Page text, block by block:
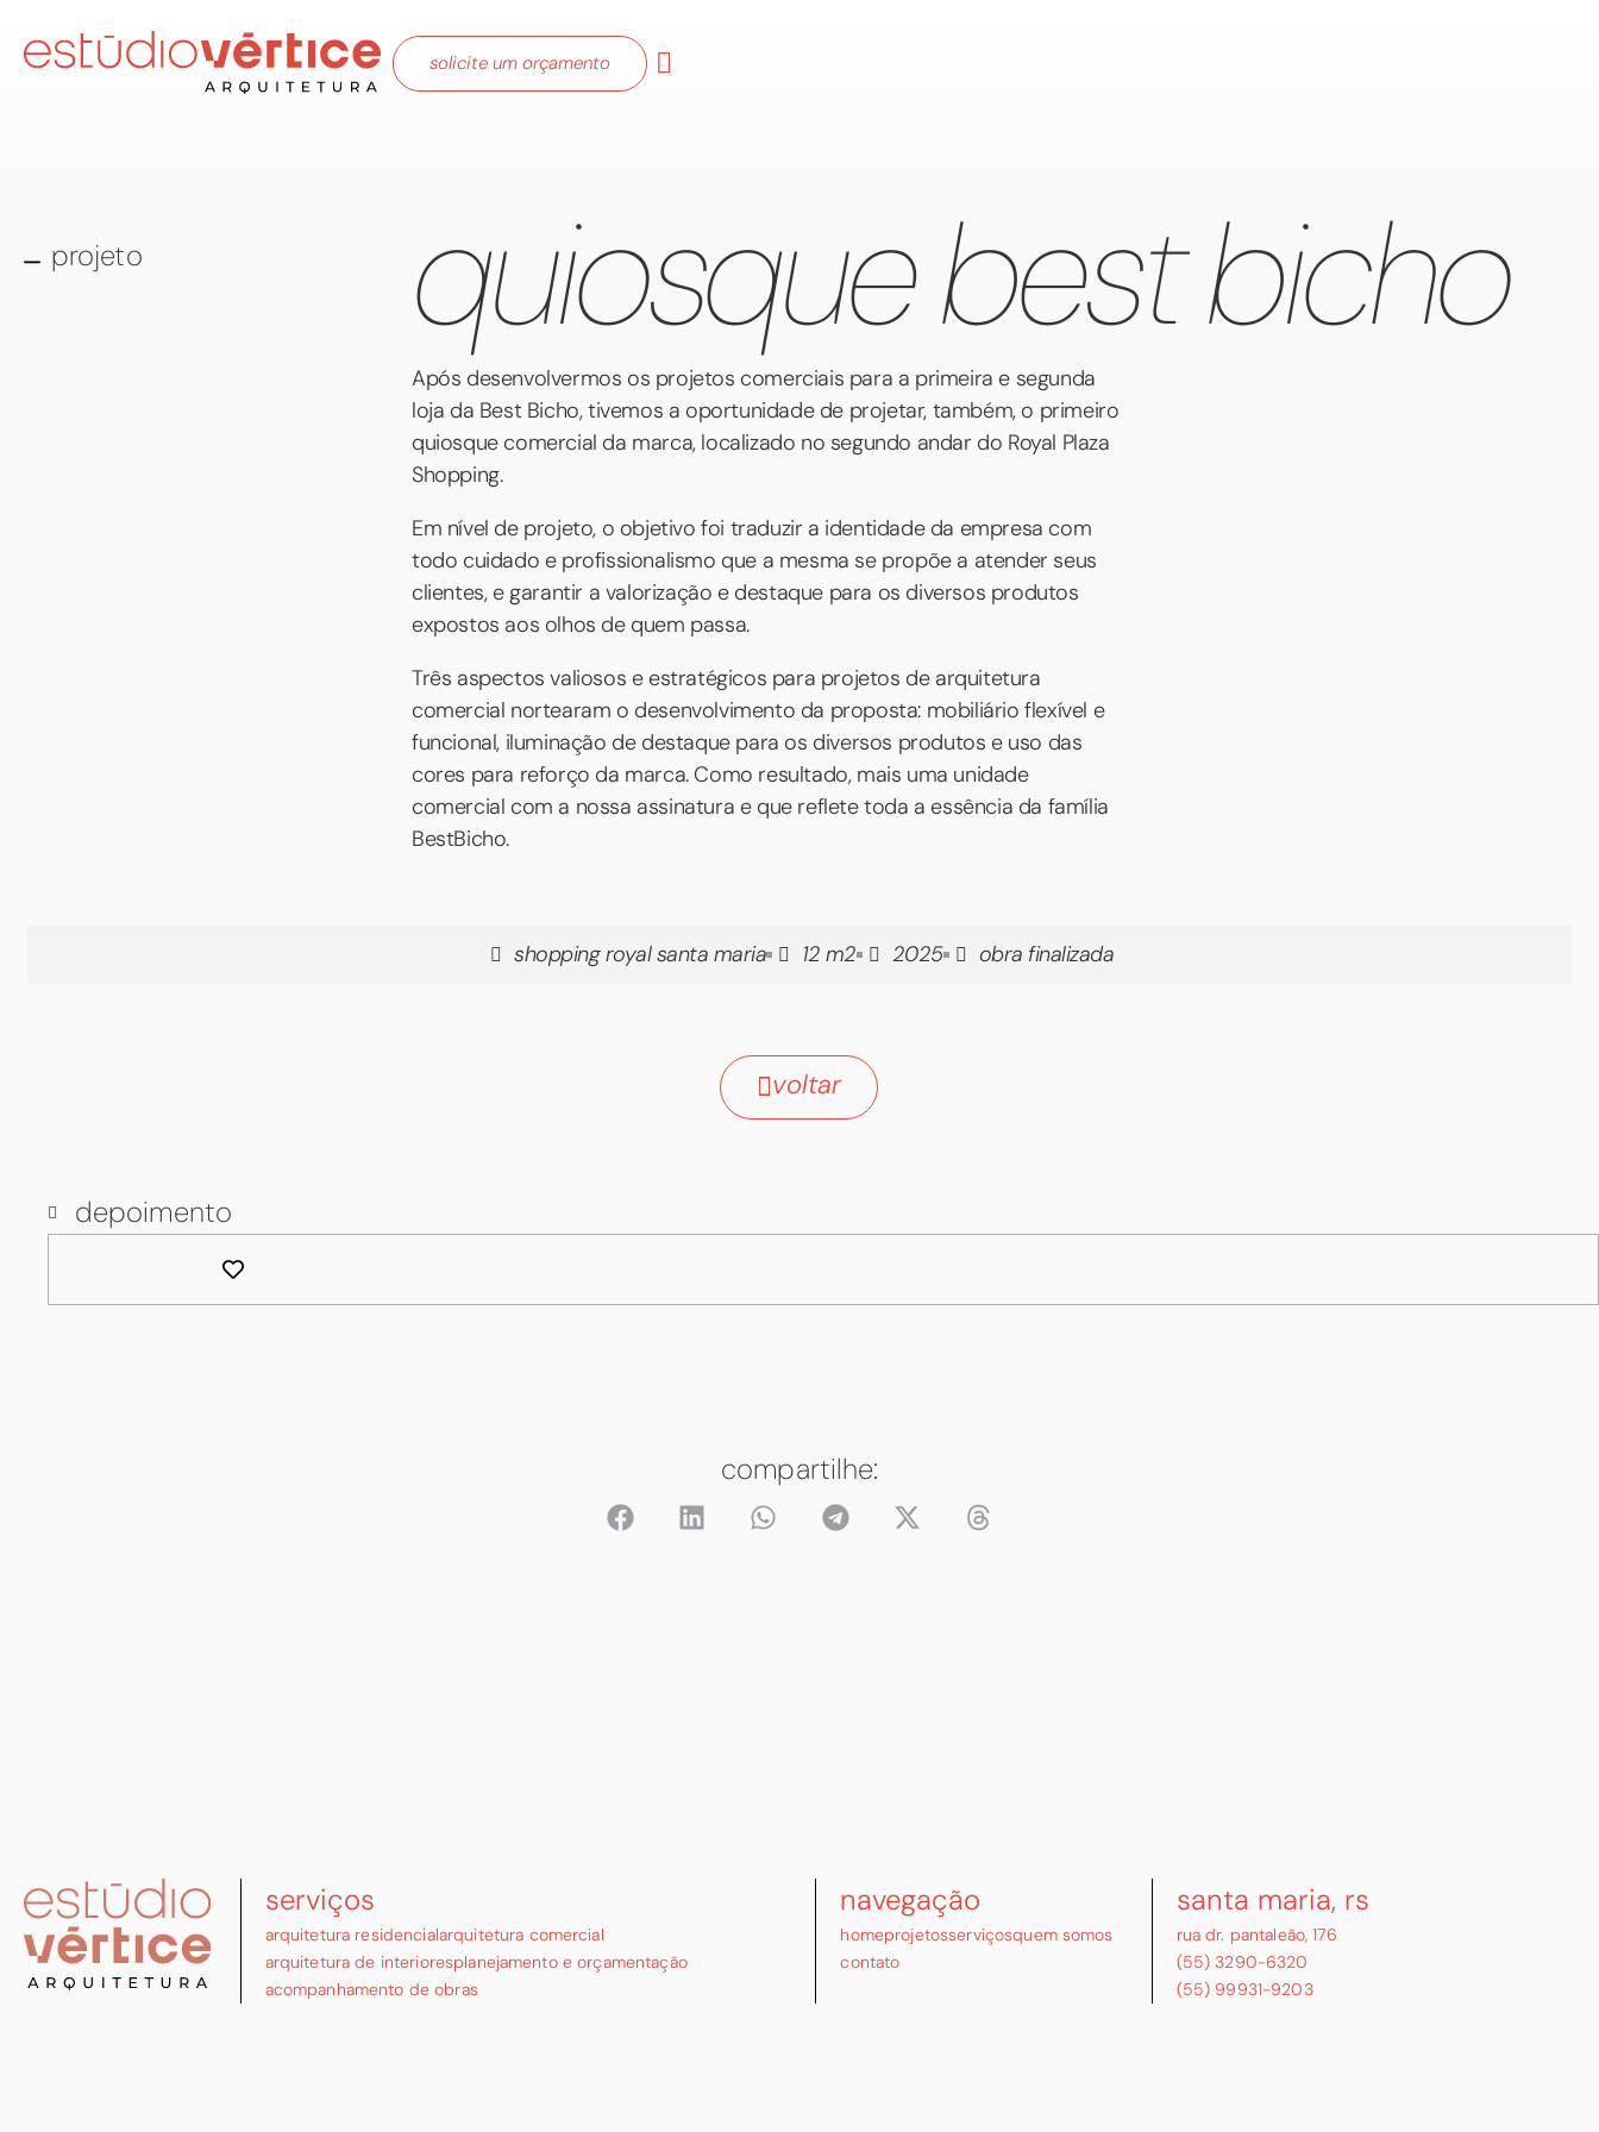
solicite um orçamento
projeto quiosque best bicho
Após desenvolvermos os projetos comerciais para a primeira e segunda
loja da Best Bicho, tivemos a oportunidade de projetar, também, o primeiro
quiosque comercial da marca, localizado no segundo andar do Royal Plaza
Shopping.
Em nível de projeto, o objetivo foi traduzir a identidade da empresa com
todo cuidado e profissionalismo que a mesma se propõe a atender seus
clientes, e garantir a valorização e destaque para os diversos produtos
expostos aos olhos de quem passa.
Três aspectos valiosos e estratégicos para projetos de arquitetura
comercial nortearam o desenvolvimento da proposta: mobiliário flexível e
funcional, iluminação de destaque para os diversos produtos e uso das
cores para reforço da marca. Como resultado, mais uma unidade
comercial com a nossa assinatura e que reflete toda a essência da família
BestBicho.
shopping royal santa maria 12 m2 2025 obra finalizada
voltar
depoimento
compartilhe:
serviços
arquitetura residencialarquitetura comercial
arquitetura de interioresplanejamento e orçamentação
acompanhamento de obras
navegação
homeprojetosserviçosquem somos
contato
santa maria, rs
rua dr. pantaleão, 176
(55) 3290-6320
(55) 99931-9203